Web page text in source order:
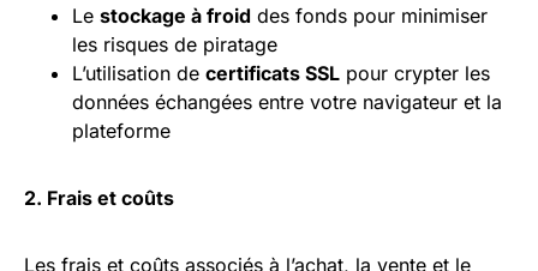
Le stockage à froid des fonds pour minimiser
les risques de piratage
L’utilisation de certificats SSL pour crypter les
données échangées entre votre navigateur et la
plateforme
2. Frais et coûts
Les frais et coûts associés à l’achat, la vente et le